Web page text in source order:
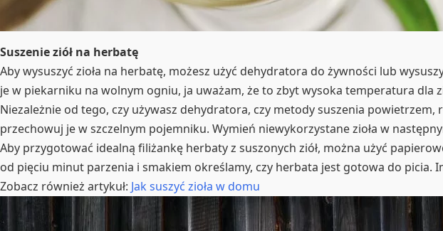
Suszenie ziół na herbatę
Aby wysuszyć zioła na herbatę, możesz użyć dehydratora do żywności lub
je w piekarniku na wolnym ogniu, ja uważam, że to zbyt wysoka temperatura dla
Niezależnie od tego, czy używasz dehydratora, czy metody suszenia powietrzem,
przechowuj je w szczelnym pojemniku. Wymień niewykorzystane zioła w
Aby przygotować idealną filiżankę herbaty z suszonych ziół, można użyć
od pięciu minut parzenia i smakiem określamy, czy herbata jest gotowa do picia.
Zobacz również artykuł: Jak suszyć zioła w domu